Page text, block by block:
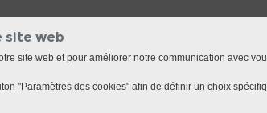
site web
site web et pour améliorer notre communication avec
"Paramètres des cookies" afin de définir un choix